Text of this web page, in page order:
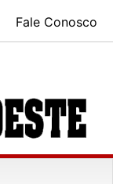
Fale Conosco